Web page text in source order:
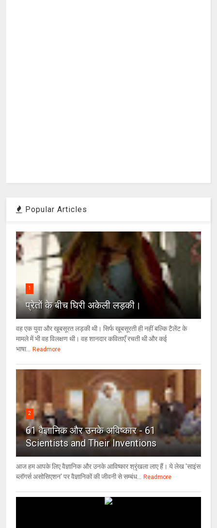
Popular Articles
1
प्रेतों के बीच घिरी अकेली लड़की।
वह एक युवा और खूबसूरत लड़की थी। सिर्फ खूबसूरती ही नहीं बल्कि टैलेंट के
मामले में भी वह विलक्षण थी। वह शानदार कविताएँ रचती थी और कई
भाषा... Readmore
2
61 वैज्ञानिक और उनके अविष्कार - 61
Scientists and Their Inventions
आज हम आपके लिए वैज्ञानिक और उनके आविष्कार श्रृंखला लाए हैं। ये लेख 'साइंस
ब्लॉगर्स असोसिएशन' पर वैज्ञा‍निकों की जीवनी से सम्बंध... Readmore